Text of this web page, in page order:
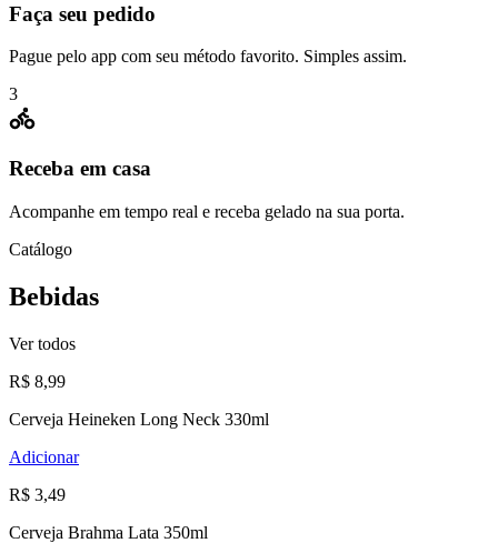
Faça seu pedido
Pague pelo app com seu método favorito. Simples assim.
3
Receba em casa
Acompanhe em tempo real e receba gelado na sua porta.
Catálogo
Bebidas
Ver todos
R$ 8,99
Cerveja Heineken Long Neck 330ml
Adicionar
R$ 3,49
Cerveja Brahma Lata 350ml